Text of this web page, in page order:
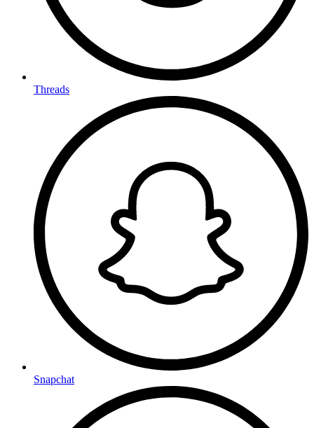
Threads
Snapchat